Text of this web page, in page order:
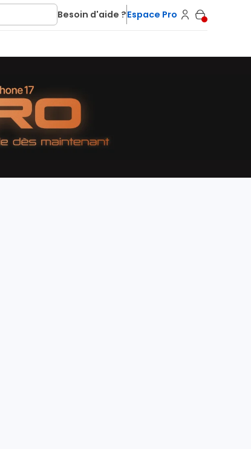
Besoin d'aide ?Espace Pro